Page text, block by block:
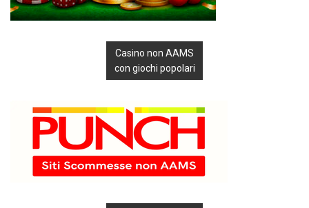
Casino non AAMS
con giochi popolari